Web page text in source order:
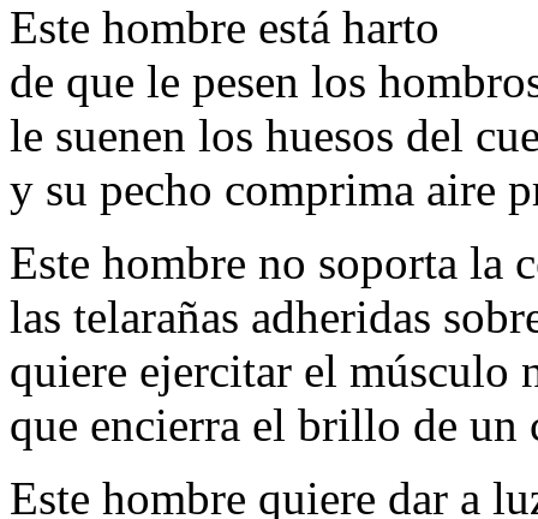
Este hombre está harto
de que le pesen los
le suenen los huesos del
y su pecho comprima aire
Este hombre no soporta la
las telarañas adheridas
quiere ejercitar el músculo
que encierra el brillo de un
Este hombre quiere dar a